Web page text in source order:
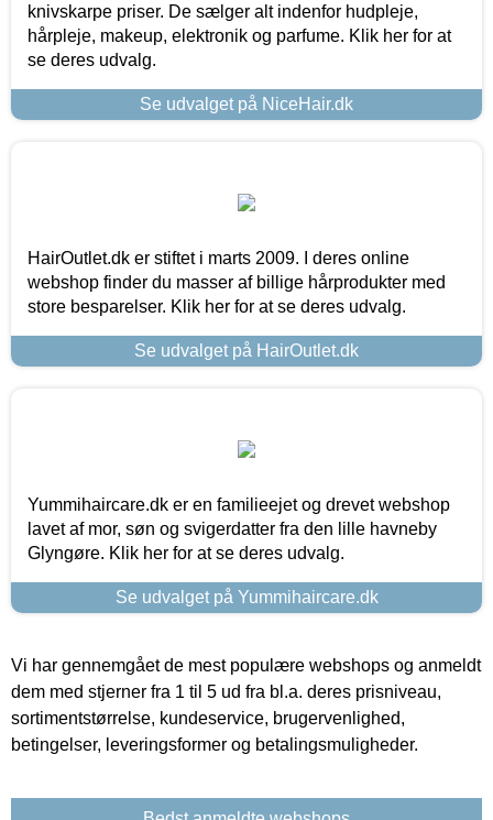
knivskarpe priser. De sælger alt indenfor hudpleje,
hårpleje, makeup, elektronik og parfume. Klik her for at
se deres udvalg.
Se udvalget på NiceHair.dk
HairOutlet.dk er stiftet i marts 2009. I deres online
webshop finder du masser af billige hårprodukter med
store besparelser. Klik her for at se deres udvalg.
Se udvalget på HairOutlet.dk
Yummihaircare.dk er en familieejet og drevet webshop
lavet af mor, søn og svigerdatter fra den lille havneby
Glyngøre. Klik her for at se deres udvalg.
Se udvalget på Yummihaircare.dk
Vi har gennemgået de mest populære webshops og anmeldt
dem med stjerner fra 1 til 5 ud fra bl.a. deres prisniveau,
sortimentstørrelse, kundeservice, brugervenlighed,
betingelser, leveringsformer og betalingsmuligheder.